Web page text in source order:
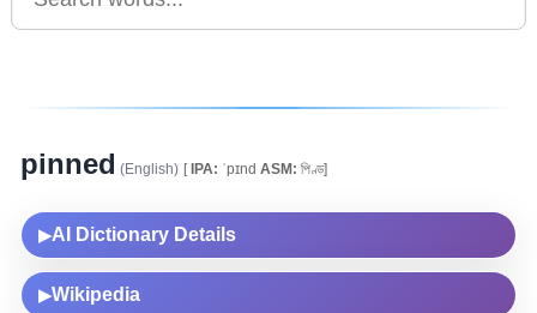
pinned (English) [IPA: ˈpɪnd ASM: পিণ্ড]
▶AI Dictionary Details
▶Wikipedia